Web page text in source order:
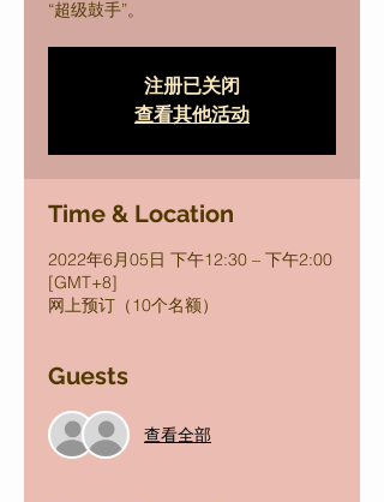
“超级鼓手”。
注册已关闭
查看其他活动
Time & Location
2022年6月05日 下午12:30 – 下午2:00
[GMT+8]
网上预订（10个名额）
Guests
查看全部